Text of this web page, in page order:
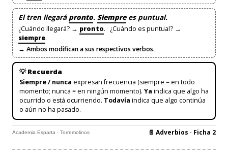
El tren llegará pronto.Siemprees puntual.
¿Cuándo llegará? → pronto. ¿Cuándo es puntual? →
siempre.
→ Ambos modifican a sus respectivos verbos.
💡 Recuerda
Siempre / nunca expresan frecuencia (siempre = en todo
momento; nunca = en ningún momento). Ya indica que algo ha
ocurrido o está ocurriendo. Todavía indica que algo continúa
o aún no ha pasado.
Academia Esparta · Torremolinos 📄 Adverbios · Ficha 2